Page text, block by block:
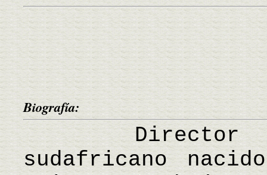
Biografía:
Director y
sudafricano